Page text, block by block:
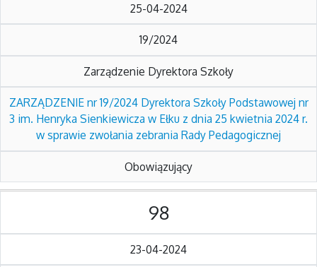
25-04-2024
19/2024
Zarządzenie Dyrektora Szkoły
ZARZĄDZENIE nr 19/2024 Dyrektora Szkoły Podstawowej nr
3 im. Henryka Sienkiewicza w Ełku z dnia 25 kwietnia 2024 r.
w sprawie zwołania zebrania Rady Pedagogicznej
Obowiązujący
98
23-04-2024